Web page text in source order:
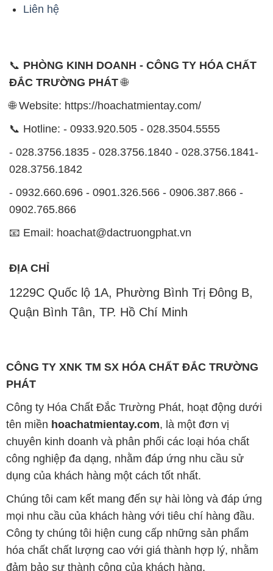
Liên hệ
📞 PHÒNG KINH DOANH - CÔNG TY HÓA CHẤT
ĐẮC TRƯỜNG PHÁT🌐
🌐 Website: https://hoachatmientay.com/
📞 Hotline: - 0933.920.505 - 028.3504.5555
- 028.3756.1835 - 028.3756.1840 - 028.3756.1841-
028.3756.1842
- 0932.660.696 - 0901.326.566 - 0906.387.866 -
0902.765.866
📧 Email: hoachat@dactruongphat.vn
ĐỊA CHỈ
1229C Quốc lộ 1A, Phường Bình Trị Đông B,
Quận Bình Tân, TP. Hồ Chí Minh
CÔNG TY XNK TM SX HÓA CHẤT ĐẮC TRƯỜNG
PHÁT
Công ty Hóa Chất Đắc Trường Phát, hoạt động dưới
tên miền hoachatmientay.com, là một đơn vị
chuyên kinh doanh và phân phối các loại hóa chất
công nghiệp đa dạng, nhằm đáp ứng nhu cầu sử
dụng của khách hàng một cách tốt nhất.
Chúng tôi cam kết mang đến sự hài lòng và đáp ứng
mọi nhu cầu của khách hàng với tiêu chí hàng đầu.
Công ty chúng tôi hiện cung cấp những sản phẩm
hóa chất chất lượng cao với giá thành hợp lý, nhằm
đảm bảo sự thành công của khách hàng.